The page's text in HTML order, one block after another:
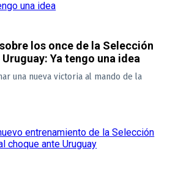
los once de la Selección
Ya tengo una idea
una nueva victoria al mando de la